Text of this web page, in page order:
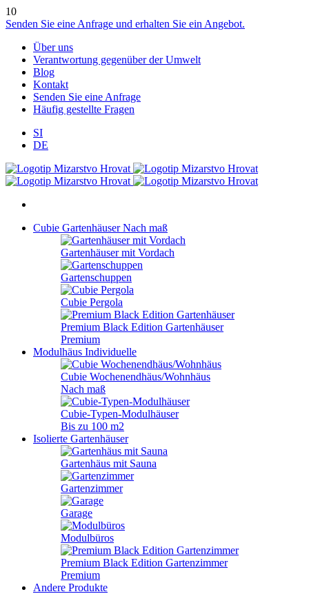
10
Senden Sie eine Anfrage und erhalten Sie ein Angebot.
Über uns
Verantwortung gegenüber der Umwelt
Blog
Kontakt
Senden Sie eine Anfrage
Häufig gestellte Fragen
SI
DE
Cubie GartenhäuserNach maß
Gartenhäuser mit Vordach
Gartenschuppen
Cubie Pergola
Premium Black Edition Gartenhäuser
Premium
Modulhäus Individuelle
Cubie Wochenendhäus/Wohnhäus
Nach maß
Cubie-Typen-Modulhäuser
Bis zu 100 m2
Isolierte Gartenhäuser
Gartenhäus mit Sauna
Gartenzimmer
Garage
Modulbüros
Premium Black Edition Gartenzimmer
Premium
Andere Produkte